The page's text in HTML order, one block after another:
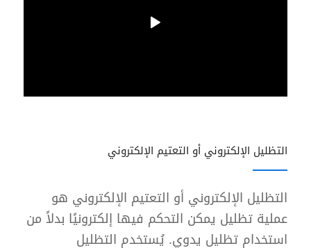
التظليل الإلكتروني أو التعتيم الإلكتروني
التظليل الإلكتروني أو التعتيم الإلكتروني هو
عملية تظليل يمكن التحكم فيها إلكترونيًا بدلاً من
استخدام تظليل يدوي. يُستخدم التظليل